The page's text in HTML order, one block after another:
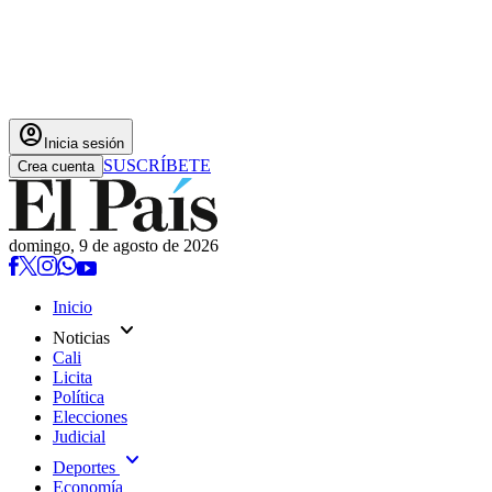
account_circle Inicia sesión
Crea cuenta SUSCRÍBETE
domingo, 9 de agosto de 2026
Inicio
Noticias expand_more
Cali
Licita
Política
Elecciones
Judicial
Deportes expand_more
Economía